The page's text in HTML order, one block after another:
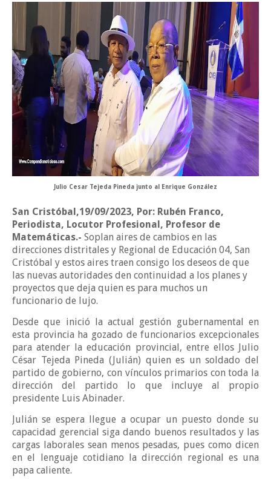
Julio Cesar Tejeda Pineda junto al Enrique González
San Cristóbal,19/09/2023, Por: Rubén Franco,
Periodista, Locutor Profesional, Profesor de
Matemáticas.- Soplan aires de cambios en las
direcciones distritales y Regional de Educación 04, San
Cristóbal y estos aires traen consigo los deseos de que
las nuevas autoridades den continuidad a los planes y
proyectos que deja quien es para muchos un
funcionario de lujo.
Desde que inició la actual gestión gubernamental en
esta provincia ha gozado de funcionarios excepcionales
para atender la educación provincial, entre ellos Julio
César Tejeda Pineda (Julián) quien es un soldado del
partido de gobierno, con vínculos primarios con toda la
dirección del partido lo que incluye al propio
presidente Luis Abinader.
Julián se espera llegue a ocupar un puesto donde su
capacidad gerencial siga dando buenos resultados y las
cargas laborales sean menos pesadas, pues como dicen
en el lenguaje cotidiano la dirección regional es una
papa caliente.